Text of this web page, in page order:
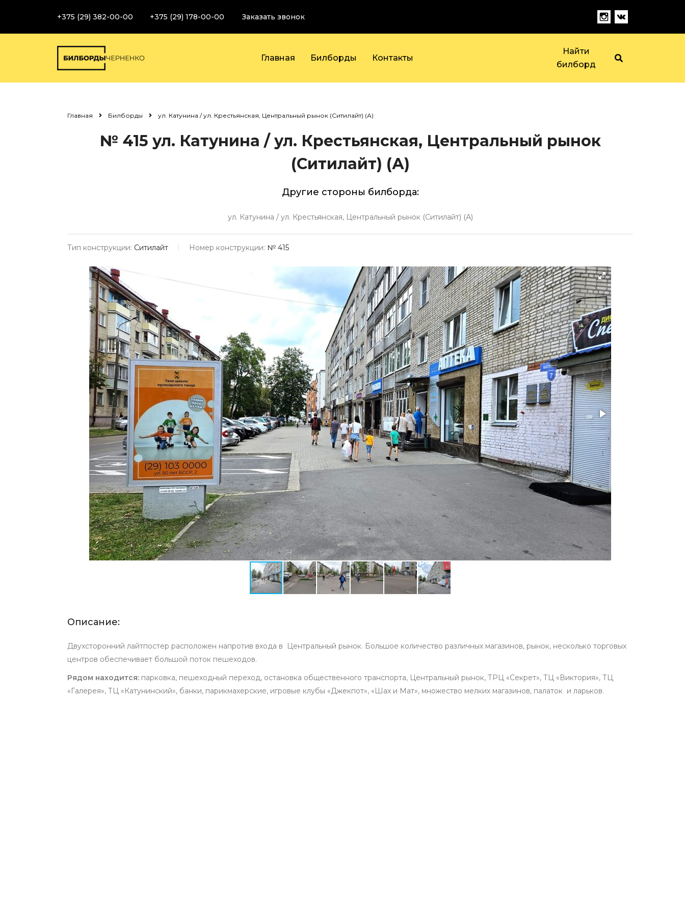
+375 (29) 382-00-00 +375 (29) 178-00-00 Заказать звонок
Главная Билборды Контакты
Найти
билборд
Главная Билборды ул. Катунина / ул. Крестьянская, Центральный рынок (Ситилайт) (А)
№ 415 ул. Катунина / ул. Крестьянская, Центральный рынок
(Ситилайт) (А)
Другие стороны билборда:
ул. Катунина / ул. Крестьянская, Центральный рынок (Ситилайт) (А)
Тип конструкции: Ситилайт Номер конструкции: № 415
Описание:
Двухсторонний лайтпостер расположен напротив входа в Центральный рынок. Большое количество различных магазинов, рынок, несколько торговых
центров обеспечивает большой поток пешеходов.
Рядом находится: парковка, пешеходный переход, остановка общественного транспорта, Центральный рынок, ТРЦ «Секрет», ТЦ «Виктория», ТЦ
«Галерея», ТЦ «Катунинский», банки, парикмахерские, игровые клубы «Джекпот», «Шах и Мат», множество мелких магазинов, палаток и ларьков.